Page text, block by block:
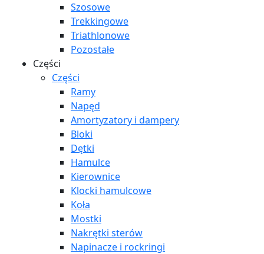
Szosowe
Trekkingowe
Triathlonowe
Pozostałe
Części
Części
Ramy
Napęd
Amortyzatory i dampery
Bloki
Dętki
Hamulce
Kierownice
Klocki hamulcowe
Koła
Mostki
Nakrętki sterów
Napinacze i rockringi